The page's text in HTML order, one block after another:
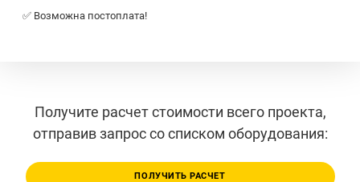
✅ Возможна постоплата!
Получите расчет стоимости всего проекта,
отправив запрос со списком оборудования:
ПОЛУЧИТЬ РАСЧЕТ